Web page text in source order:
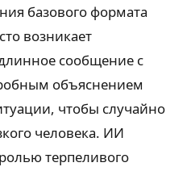
базового формата
возникает
сообщение с
объяснением
чтобы случайно
человека. ИИ
терпеливого